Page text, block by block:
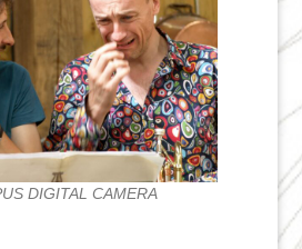
DIGITAL CAMERA